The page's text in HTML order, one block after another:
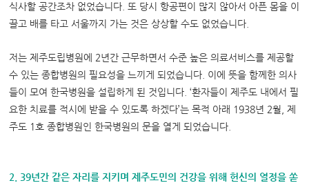
식사할 공간조차 없었습니다. 또 당시 항공편이 많지 않아서 아픈 몸을 이
끌고 배를 타고 서울까지 가는 것은 상상할 수도 없었습니다.
저는 제주도립병원에 2년간 근무하면서 수준 높은 의료서비스를 제공할
수 있는 종합병원의 필요성을 느끼게 되었습니다. 이에 뜻을 함께한 의사
들이 모여 한국병원을 설립하게 된 것입니다. ‘환자들이 제주도 내에서 필
요한 치료를 적시에 받을 수 있도록 하겠다’는 목적 아래 1938년 2월, 제
주도 1호 종합병원인 한국병원의 문을 열게 되었습니다.
2. 39년간 같은 자리를 지키며 제주도민의 건강을 위해 헌신의 열정을 쏟